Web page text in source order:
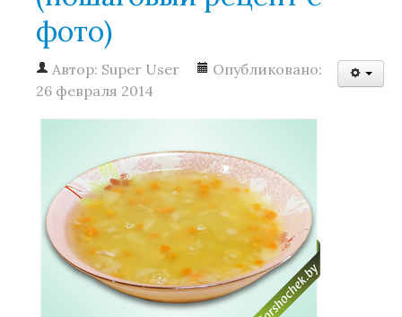
фото)
Автор: Super User
Опубликовано:
26 февраля 2014